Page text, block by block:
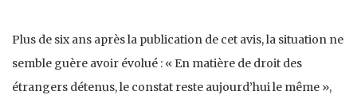
Plus de six ans après la publication de cet avis, la situation ne
semble guère avoir évolué : « En matière de droit des
étrangers détenus, le constat reste aujourd’hui le même »,